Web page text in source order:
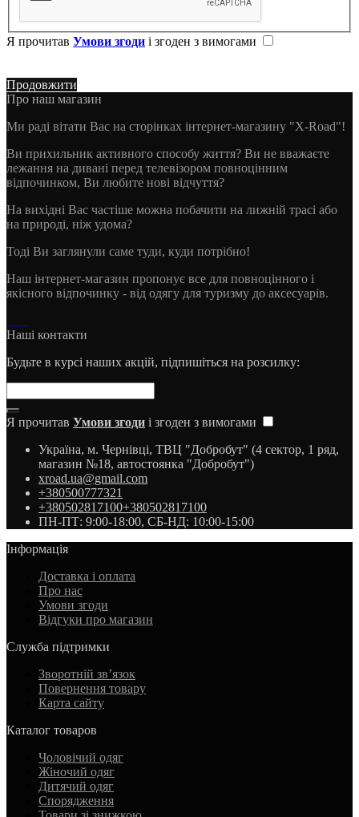
Я прочитав Умови згоди і згоден з вимогами
Продовжити
Про наш магазин
Ми раді вітати Вас на сторінках інтернет-магазину "X-Road"!
Ви прихильник активного способу життя? Ви не вважаєте
лежання на дивані перед телевізором повноцінним
відпочинком, Ви любите нові відчуття?
На вихідні Вас частіше можна побачити на лижній трасі або
на природі, ніж удома?
Тоді Ви заглянули саме туди, куди потрібно!
Наш інтернет-магазин пропонує все для повноцінного і
якісного відпочинку - від одягу для туризму до аксесуарів.
Наші контакти
Будьте в курсі наших акцій, підпишіться на розсилку:
Я прочитав Умови згоди і згоден з вимогами
Україна, м. Чернівці, ТВЦ "Добробут" (4 сектор, 1 ряд,
магазин №18, автостоянка "Добробут")
xroad.ua@gmail.com
+380500777321
+380502817100+380502817100
ПН-ПТ: 9:00-18:00, СБ-НД: 10:00-15:00
Інформація
Доставка і оплата
Про нас
Умови згоди
Відгуки про магазин
Служба підтримки
Зворотній зв’язок
Повернення товару
Карта сайту
Каталог товаров
Чоловічий одяг
Жіночий одяг
Дитячий одяг
Спорядження